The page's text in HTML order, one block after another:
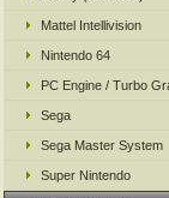
Mattel Intellivision
Nintendo 64
PC Engine / Turbo
Sega
Sega Master System
Super Nintendo